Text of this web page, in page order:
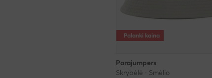
Palanki kaina
Parajumpers
Skrybėlė · Smėlio